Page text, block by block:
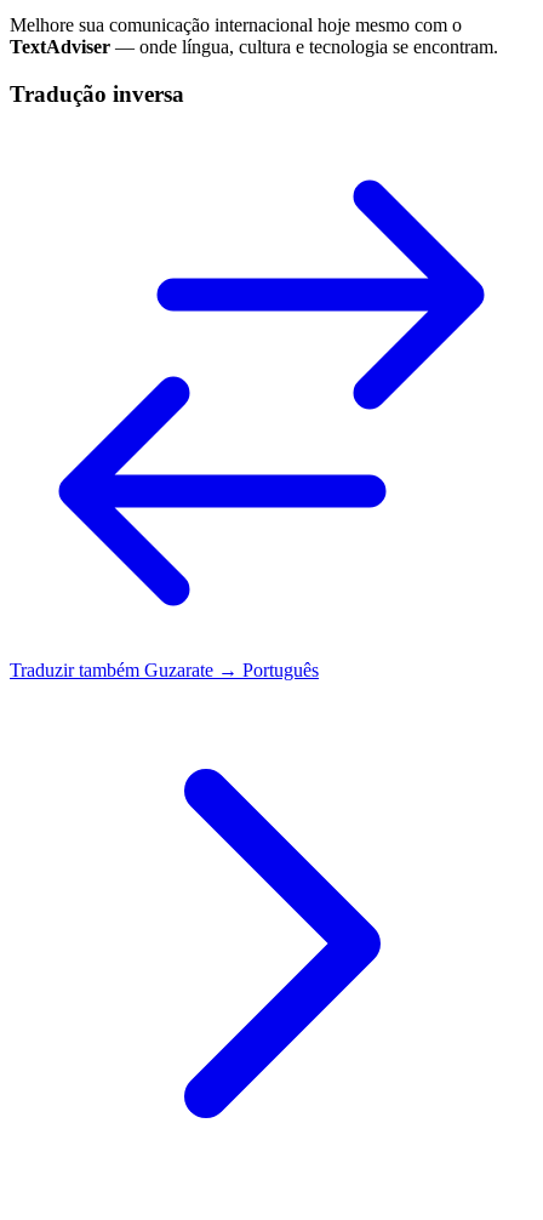
Melhore sua comunicação internacional hoje mesmo com o
TextAdviser — onde língua, cultura e tecnologia se encontram.
Tradução inversa
Traduzir também Guzarate → Português